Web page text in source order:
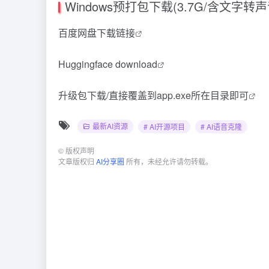
Windows预打包下载(3.7G/含文字转
百度网盘下载链接
Huggingface download
升级包下载/直接覆盖到app.exe所在目录即可
最新AI资源 # AI开源项目 # AI语音克隆
© 版权声明
文章版权归 AI分享圈 所有，未经允许请勿转载。